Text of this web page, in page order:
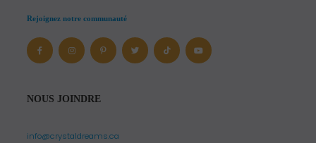
Rejoignez notre communauté
NOUS JOINDRE
info@crystaldreams.ca